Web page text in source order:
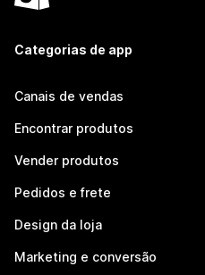
Categorias de app
Canais de vendas
Encontrar produtos
Vender produtos
Pedidos e frete
Design da loja
Marketing e conversão